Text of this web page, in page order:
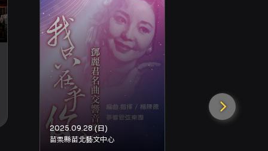
2025.09.28 (日)
苗栗縣苗北藝文中心